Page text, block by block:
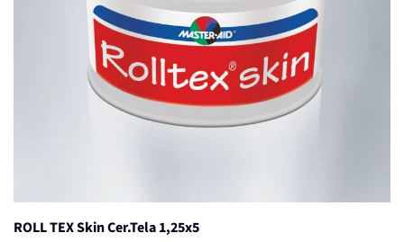
ROLL TEX Skin Cer.Tela 1,25x5